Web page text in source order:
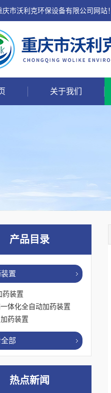
市沃利克环保设备有限公司网站！
关于我们
产品目录
置
药装置
体化全自动加药装置
药装置
部
热点新闻